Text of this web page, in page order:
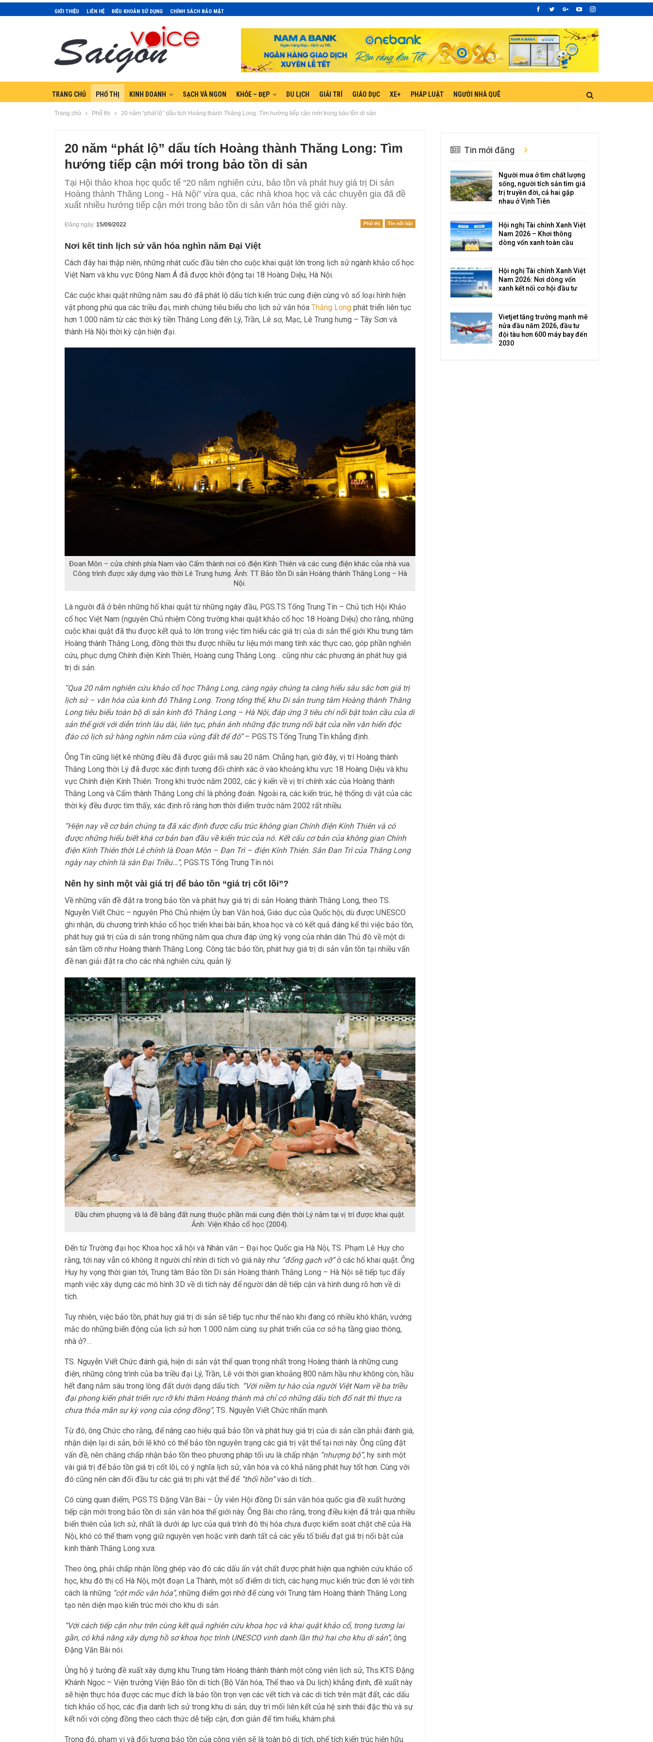
GIỚI THIỆU LIÊN HỆ ĐIỀU KHOẢN SỬ DỤNG CHÍNH SÁCH BẢO MẬT
TRANG CHỦ PHỐ THỊ KINH DOANH SẠCH VÀ NGON KHỎE – ĐẸP DU LỊCH GIẢI TRÍ GIÁO DỤC XE+ PHÁP LUẬT NGƯỜI NHÀ QUÊ
Trang chủ Phố thị 20 năm “phát lộ” dấu tích Hoàng thành Thăng Long: Tìm hướng tiếp cận mới trong bảo tồn di sản
20 năm “phát lộ” dấu tích Hoàng thành Thăng Long: Tìm
hướng tiếp cận mới trong bảo tồn di sản
Tại Hội thảo khoa học quốc tế “20 năm nghiên cứu, bảo tồn và phát huy giá trị Di sản
Hoàng thành Thăng Long - Hà Nội” vừa qua, các nhà khoa học và các chuyên gia đã đề
xuất nhiều hướng tiếp cận mới trong bảo tồn di sản văn hóa thế giới này.
Phố thị Tin nổi bật
Đăng ngày 15/09/2022
Nơi kết tinh lịch sử văn hóa nghìn năm Đại Việt
Cách đây hai thập niên, những nhát cuốc đầu tiên cho cuộc khai quật lớn trong lịch sử ngành khảo cổ học
Việt Nam và khu vực Đông Nam Á đã được khởi động tại 18 Hoàng Diệu, Hà Nội.
Các cuộc khai quật những năm sau đó đã phát lộ dấu tích kiến trúc cung điện cùng vô số loại hình hiện
vật phong phú qua các triều đại, minh chứng tiêu biểu cho lịch sử văn hóa Thăng Long phát triển liên tục
hơn 1.000 năm từ các thời kỳ tiền Thăng Long đến Lý, Trần, Lê sơ, Mạc, Lê Trung hưng – Tây Sơn và
thành Hà Nội thời kỳ cận hiện đại.
Đoan Môn – cửa chính phía Nam vào Cấm thành nơi có điện Kính Thiên và các cung điện khác của nhà vua.
Công trình được xây dựng vào thời Lê Trung hưng. Ảnh: TT Bảo tồn Di sản Hoàng thành Thăng Long – Hà
Nội.
Là người đã ở bên những hố khai quật từ những ngày đầu, PGS.TS Tống Trung Tín – Chủ tịch Hội Khảo
cổ học Việt Nam (nguyên Chủ nhiệm Công trường khai quật khảo cổ học 18 Hoàng Diệu) cho rằng, những
cuộc khai quật đã thu được kết quả to lớn trong việc tìm hiểu các giá trị của di sản thế giới Khu trung tâm
Hoàng thành Thăng Long, đồng thời thu được nhiều tư liệu mới mang tính xác thực cao, góp phần nghiên
cứu, phục dựng Chính điện Kính Thiên, Hoàng cung Thăng Long… cũng như các phương án phát huy giá
trị di sản.
“Qua 20 năm nghiên cứu khảo cổ học Thăng Long, càng ngày chúng ta càng hiểu sâu sắc hơn giá trị
lịch sử – văn hóa của kinh đô Thăng Long. Trong tổng thể, khu Di sản trung tâm Hoàng thành Thăng
Long tiêu biểu toàn bộ di sản kinh đô Thăng Long – Hà Nội, đáp ứng 3 tiêu chí nổi bật toàn cầu của di
sản thế giới với diễn trình lâu dài, liên tục, phản ánh những đặc trưng nổi bật của nền văn hiến độc
đáo có lịch sử hàng nghìn năm của vùng đất đế đô”– PGS.TS Tống Trung Tín khẳng định.
Ông Tín cũng liệt kê những điều đã được giải mã sau 20 năm. Chẳng hạn, giờ đây, vị trí Hoàng thành
Thăng Long thời Lý đã được xác định tương đối chính xác ở vào khoảng khu vực 18 Hoàng Diệu và khu
vực Chính điện Kính Thiên. Trong khi trước năm 2002, các ý kiến về vị trí chính xác của Hoàng thành
Thăng Long và Cấm thành Thăng Long chỉ là phỏng đoán. Ngoài ra, các kiến trúc, hệ thống di vật của các
thời kỳ đều được tìm thấy, xác định rõ ràng hơn thời điểm trước năm 2002 rất nhiều.
“Hiện nay về cơ bản chúng ta đã xác định được cấu trúc không gian Chính điện Kính Thiên và có
được những hiểu biết khá cơ bản ban đầu về kiến trúc của nó. Kết cấu cơ bản của không gian Chính
điện Kính Thiên thời Lê chính là Đoan Môn – Đan Trì – điện Kính Thiên. Sân Đan Trì của Thăng Long
ngày nay chính là sân Đại Triều…”, PGS.TS Tống Trung Tín nói.
Nên hy sinh một vài giá trị để bảo tồn “giá trị cốt lõi”?
Về những vấn đề đặt ra trong bảo tồn và phát huy giá trị di sản Hoàng thành Thăng Long, theo TS.
Nguyễn Viết Chức – nguyên Phó Chủ nhiệm Ủy ban Văn hoá, Giáo dục của Quốc hội, dù được UNESCO
ghi nhận, dù chương trình khảo cổ học triển khai bài bản, khoa học và có kết quả đáng kể thì việc bảo tồn,
phát huy giá trị của di sản trong những năm qua chưa đáp ứng kỳ vọng của nhân dân Thủ đô về một di
sản tầm cỡ như Hoàng thành Thăng Long. Công tác bảo tồn, phát huy giá trị di sản vẫn tồn tại nhiều vấn
đề nan giải đặt ra cho các nhà nghiên cứu, quản lý.
Đầu chim phượng và lá đề bằng đất nung thuộc phần mái cung điện thời Lý nằm tại vị trí được khai quật.
Ảnh: Viện Khảo cổ học (2004).
Đến từ Trường đại học Khoa học xã hội và Nhân văn – Đại học Quốc gia Hà Nội, TS. Phạm Lê Huy cho
rằng, tới nay vẫn có không ít người chỉ nhìn di tích vô giá này như “đống gạch vỡ”ở các hố khai quật. Ông
Huy hy vọng thời gian tới, Trung tâm Bảo tồn Di sản Hoàng thành Thăng Long – Hà Nội sẽ tiếp tục đẩy
mạnh việc xây dựng các mô hình 3D về di tích này để người dân dễ tiếp cận và hình dung rõ hơn về di
tích.
Tuy nhiên, việc bảo tồn, phát huy giá trị di sản sẽ tiếp tục như thế nào khi đang có nhiều khó khăn, vướng
mắc do những biến động của lịch sử hơn 1.000 năm cùng sự phát triển của cơ sở hạ tầng giao thông,
nhà ở?…
TS. Nguyễn Viết Chức đánh giá, hiện di sản vật thể quan trọng nhất trong Hoàng thành là những cung
điện, những công trình của ba triều đại Lý, Trần, Lê với thời gian khoảng 800 năm hầu như không còn, hầu
hết đang nằm sâu trong lòng đất dưới dạng dấu tích. “Với niềm tự hào của người Việt Nam về ba triều
đại phong kiến phát triển rực rỡ khi thăm Hoàng thành mà chỉ có những dấu tích đổ nát thì thực ra
chưa thỏa mãn sự kỳ vọng của cộng đồng”, TS. Nguyễn Viết Chức nhấn mạnh.
Từ đó, ông Chức cho rằng, để nâng cao hiệu quả bảo tồn và phát huy giá trị của di sản cần phải đánh giá,
nhận diện lại di sản, bởi lẽ khó có thể bảo tồn nguyên trạng các giá trị vật thể tại nơi này. Ông cũng đặt
vấn đề, nên chăng chấp nhận bảo tồn theo phương pháp tối ưu là chấp nhận “nhượng bộ”, hy sinh một
vài giá trị để bảo tồn giá trị cốt lõi, có ý nghĩa lịch sử, văn hóa và có khả năng phát huy tốt hơn. Cùng với
đó cũng nên cân đối đầu tư các giá trị phi vật thể để “thổi hồn”vào di tích…
Có cùng quan điểm, PGS.TS Đặng Văn Bài – Ủy viên Hội đồng Di sản văn hóa quốc gia đề xuất hướng
tiếp cận mới trong bảo tồn di sản văn hóa thế giới này. Ông Bài cho rằng, trong điều kiện đã trải qua nhiều
biến thiên của lịch sử, nhất là dưới áp lực của quá trình đô thị hóa chưa được kiểm soát chặt chẽ của Hà
Nội, khó có thể tham vọng giữ nguyên vẹn hoặc vinh danh tất cả các yếu tố biểu đạt giá trị nổi bật của
kinh thành Thăng Long xưa.
Theo ông, phải chấp nhận lồng ghép vào đó các dấu ấn vật chất được phát hiện qua nghiên cứu khảo cổ
học, khu đô thị cổ Hà Nội, một đoạn La Thành, một số điểm di tích, các hạng mục kiến trúc đơn lẻ với tính
cách là những “cột mốc văn hóa”, những điểm gợi nhớ để cùng với Trung tâm Hoàng thành Thăng Long
tạo nên diện mạo kiến trúc mới cho khu di sản.
“Với cách tiếp cận như trên cùng kết quả nghiên cứu khoa học và khai quật khảo cổ, trong tương lai
gần, có khả năng xây dựng hồ sơ khoa học trình UNESCO vinh danh lần thứ hai cho khu di sản”, ông
Đặng Văn Bài nói.
Ủng hộ ý tưởng đề xuất xây dựng khu Trung tâm Hoàng thành thành một công viên lịch sử, Ths.KTS Đặng
Khánh Ngọc – Viện trưởng Viện Bảo tồn di tích (Bộ Văn hóa, Thể thao và Du lịch) khẳng định, đề xuất này
sẽ hiện thực hóa được các mục đích là bảo tồn trọn vẹn các vết tích và các di tích trên mặt đất, các dấu
tích khảo cổ học, các địa danh lịch sử trong khu di sản; duy trì mối liên kết của hệ sinh thái đặc thù và sự
kết nối với cộng đồng theo cách thức dễ tiếp cận, đơn giản để tìm hiểu, khám phá.
Trong đó, phạm vi và đối tượng bảo tồn của công viên sẽ là toàn bộ di tích, phế tích kiến trúc hiện hữu
Tin mới đăng
Người mua ở tìm chất lượng
sống, người tích sản tìm giá
trị truyền đời, cả hai gặp
nhau ở Vịnh Tiên
Hội nghị Tài chính Xanh Việt
Nam 2026 – Khơi thông
dòng vốn xanh toàn cầu
Hội nghị Tài chính Xanh Việt
Nam 2026: Nơi dòng vốn
xanh kết nối cơ hội đầu tư
Vietjet tăng trưởng mạnh mẽ
nửa đầu năm 2026, đầu tư
đội tàu hơn 600 máy bay đến
2030